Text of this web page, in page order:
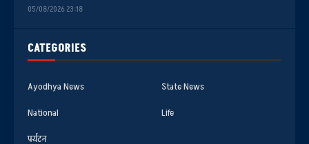
CATEGORIES
Ayodhya News
State News
National
Life
पर्यटन
05/08/2026 23:18